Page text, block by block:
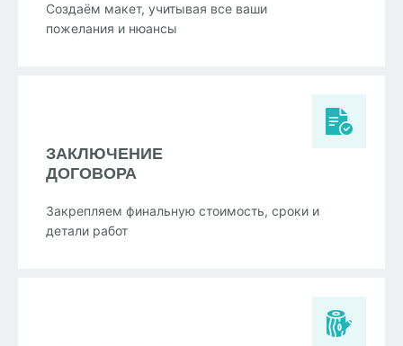
Создаём макет, учитывая все ваши
пожелания и нюансы
ЗАКЛЮЧЕНИЕ
ДОГОВОРА
Закрепляем финальную стоимость, сроки и
детали работ